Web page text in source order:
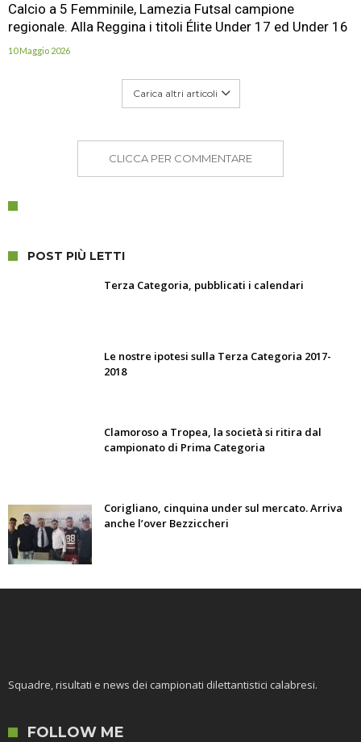
Calcio a 5 Femminile, Lamezia Futsal campione
regionale. Alla Reggina i titoli Élite Under 17 ed Under 16
10 Maggio 2026
Carica altri articoli
CLICCA PER COMMENTARE
POST PIÙ LETTI
Terza Categoria, pubblicati i calendari
Le nostre ipotesi sulla Terza Categoria 2017-
2018
Clamoroso a Tropea, la società si ritira dal
campionato di Prima Categoria
Corigliano, cinquina under sul mercato. Arriva
anche l’over Bezziccheri
Squadre, risultati e news dei campionati dilettantistici calabresi.
FOLLOW ME